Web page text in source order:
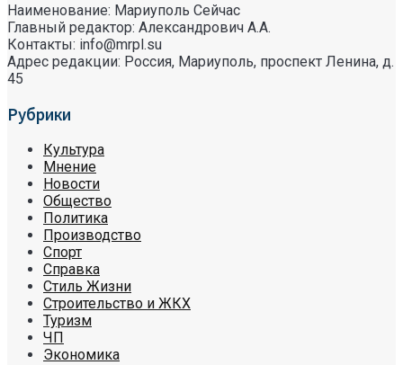
Наименование: Мариуполь Сейчас
Главный редактор: Александрович А.А.
Контакты: info@mrpl.su
Адрес редакции: Россия, Мариуполь, проспект Ленина, д.
45
Рубрики
Культура
Мнение
Новости
Общество
Политика
Производство
Спорт
Справка
Стиль Жизни
Строительство и ЖКХ
Туризм
ЧП
Экономика